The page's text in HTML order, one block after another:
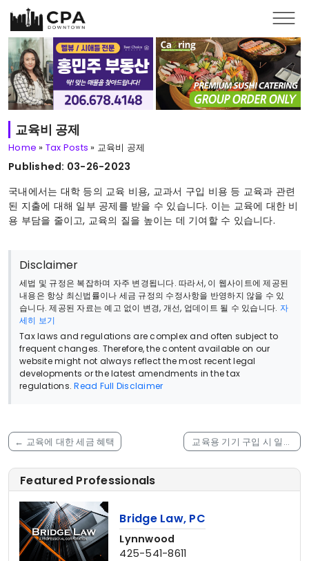
Skip to main content
교육비 공제
Home » Tax Posts » 교육비 공제
Published: 03-26-2023
국내에서는 대학 등의 교육 비용, 교과서 구입 비용 등 교육과 관련
된 지출에 대해 일부 공제를 받을 수 있습니다. 이는 교육에 대한 비
용 부담을 줄이고, 교육의 질을 높이는 데 기여할 수 있습니다.
Disclaimer
세법 및 규정은 복잡하며 자주 변경됩니다. 따라서, 이 웹사이트에 제공된
내용은 항상 최신법률이나 세금 규정의 수정사항을 반영하지 않을 수 있
습니다. 제공된 자료는 예고 없이 변경, 개선, 업데이트 될 수 있습니다. 자
세히 보기
Tax laws and regulations are complex and often subject to
frequent changes. Therefore, the content available on our
website might not always reflect the most recent legal
developments or the latest amendments in the tax
regulations.Read Full Disclaimer
← 교육에 대한 세금 혜택
교육용 기기 구입 시 일부
공제→
Featured Professionals
Bridge Law, PC
Lynnwood
425-541-8611